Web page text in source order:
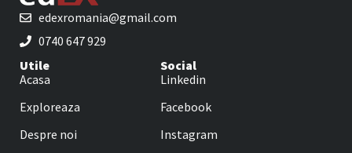
edexromania@gmail.com
0740 647 929
Utile
Acasa
Exploreaza
Despre noi
Social
Linkedin
Facebook
Instagram